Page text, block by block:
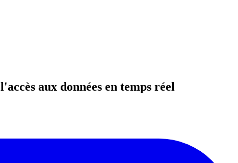
aux données en temps réel